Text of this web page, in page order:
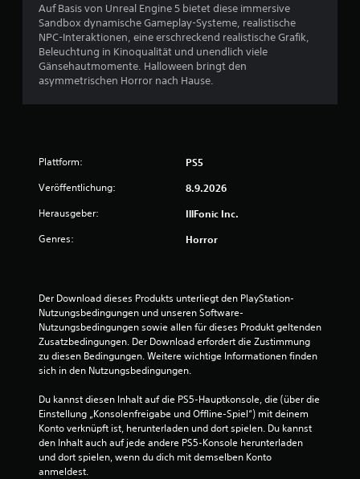
Auf Basis von Unreal Engine 5 bietet diese immersive
Sandbox dynamische Gameplay-Systeme, realistische
NPC-Interaktionen, eine erschreckend realistische Grafik,
Beleuchtung in Kinoqualität und unendlich viele
Gänsehautmomente. Halloween bringt den
asymmetrischen Horror nach Hause.
Plattform: PS5
Veröffentlichung: 8.9.2026
Herausgeber: IllFonic Inc.
Genres: Horror
Der Download dieses Produkts unterliegt den PlayStation-
Nutzungsbedingungen und unseren Software-
Nutzungsbedingungen sowie allen für dieses Produkt geltenden
Zusatzbedingungen. Der Download erfordert die Zustimmung
zu diesen Bedingungen. Weitere wichtige Informationen finden
sich in den Nutzungsbedingungen.
Du kannst diesen Inhalt auf die PS5-Hauptkonsole, die (über die
Einstellung „Konsolenfreigabe und Offline-Spiel“) mit deinem
Konto verknüpft ist, herunterladen und dort spielen. Du kannst
den Inhalt auch auf jede andere PS5-Konsole herunterladen
und dort spielen, wenn du dich mit demselben Konto
anmeldest.